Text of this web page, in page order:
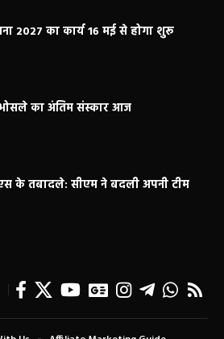
2027 का कार्य 16 मई से होगा शुरू
का अंतिम संस्कार आज
के तबादले: सीएम ने बदली अपनी टीम